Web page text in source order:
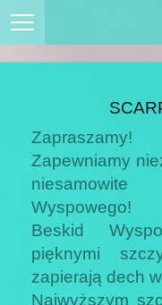
Zapraszamy!
Zapewniamy
Wyspowego!
Beskid
pięknymi
zapierają dech
Najwyższym